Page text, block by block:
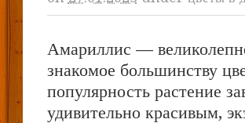
Амариллис —
знакомое большинству
популярность растение
удивительно красивым,